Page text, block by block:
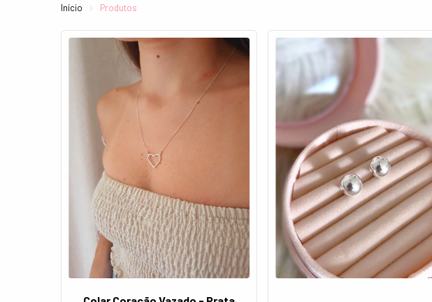
Início Produtos